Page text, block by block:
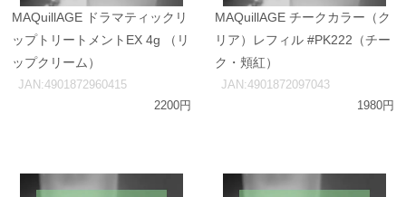
MAQuillAGE ドラマティックリ
ップトリートメントEX 4g （リ
ップクリーム）
JAN:4901872960415
2200円
MAQuillAGE チークカラー（ク
リア）レフィル #PK222（チー
ク・頬紅）
JAN:4901872097043
1980円